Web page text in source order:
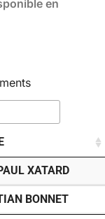
en
XATARD
BONNET